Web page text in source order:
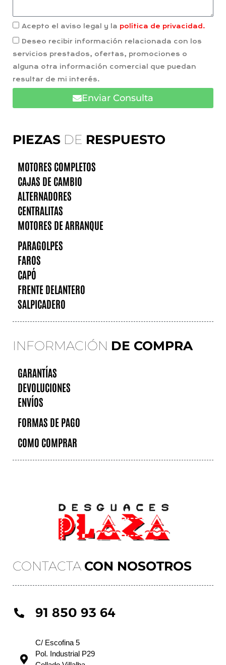
CONTACTA CON NOSOTROS
91 850 93 64
C/ Escofina 5
Pol. Industrial P29
PIEZAS DE RESPUESTO
MOTORES COMPLETOS
CAJAS DE CAMBIO
ALTERNADORES
CENTRALITAS
MOTORES DE ARRANQUE
PARAGOLPES
FAROS
CAPÓ
FRENTE DELANTERO
SALPICADERO
INFORMACIÓN DE COMPRA
GARANTÍAS
DEVOLUCIONES
ENVÍOS
FORMAS DE PAGO
COMO COMPRAR
Acepto el aviso legal y la política de privacidad.
Deseo recibir información relacionada con los
servicios prestados, ofertas, promociones o
alguna otra información comercial que puedan
resultar de mi interés.
Enviar Consulta